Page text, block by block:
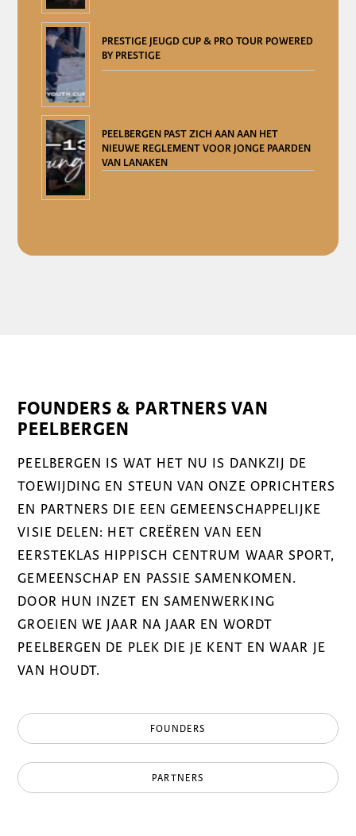
PRESTIGE JEUGD CUP & PRO TOUR POWERED
BY PRESTIGE
PEELBERGEN PAST ZICH AAN AAN HET
NIEUWE REGLEMENT VOOR JONGE PAARDEN
VAN LANAKEN
FOUNDERS & PARTNERS VAN
PEELBERGEN
PEELBERGEN IS WAT HET NU IS DANKZIJ DE
TOEWIJDING EN STEUN VAN ONZE OPRICHTERS
EN PARTNERS DIE EEN GEMEENSCHAPPELIJKE
VISIE DELEN: HET CREËREN VAN EEN
EERSTEKLAS HIPPISCH CENTRUM WAAR SPORT,
GEMEENSCHAP EN PASSIE SAMENKOMEN.
DOOR HUN INZET EN SAMENWERKING
GROEIEN WE JAAR NA JAAR EN WORDT
PEELBERGEN DE PLEK DIE JE KENT EN WAAR JE
VAN HOUDT.
FOUNDERS
PARTNERS